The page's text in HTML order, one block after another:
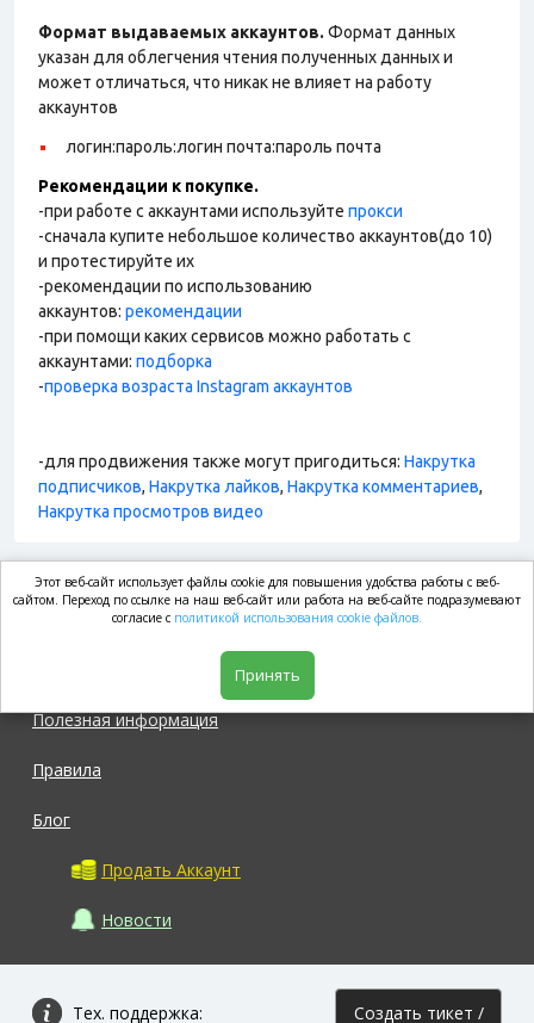
Формат выдаваемых аккаунтов. Формат данных
указан для облегчения чтения полученных данных и
может отличаться, что никак не влияет на работу
аккаунтов
логин:пароль:логин почта:пароль почта
Рекомендации к покупке.
-при работе с аккаунтами используйте прокси
-сначала купите небольшое количество аккаунтов(до 10)
и протестируйте их
-рекомендации по использованию
аккаунтов: рекомендации
-при помощи каких сервисов можно работать с
аккаунтами: подборка
-проверка возраста Instagram аккаунтов
-для продвижения также могут пригодиться: Накрутка
подписчиков, Накрутка лайков, Накрутка комментариев,
Накрутка просмотров видео
market.com
Полезная информация
Правила
Блог
Продать Аккаунт
Новости
Тех. поддержка: Создать тикет /
Этот веб-сайт использует файлы cookie для повышения удобства работы с веб-
сайтом. Переход по ссылке на наш веб-сайт или работа на веб-сайте подразумевают
согласие с политикой использования cookie файлов.
Принять